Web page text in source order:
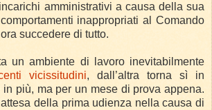
amministrativi a causa della sua
inappropriati al Comando
succedere di tutto.
un ambiente di lavoro inevitabilmente
vicissitudini, dall’altra torna sì in
più, ma per un mese di prova appena.
della prima udienza nella causa di